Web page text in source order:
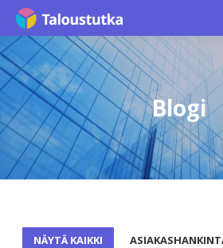
Blogi
NÄYTÄ KAIKKI